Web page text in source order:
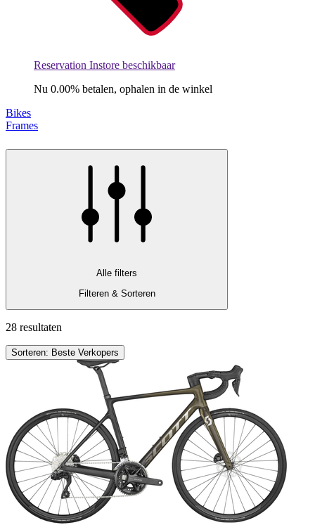
Reservation Instore beschikbaar
Nu 0.00% betalen, ophalen in de winkel
Bikes
Frames
Alle filters
Filteren & Sorteren
28 resultaten
Sorteren: Beste Verkopers